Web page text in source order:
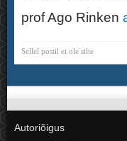
prof Ago Rinken
Sellel postil ei ole silte
Autoriõigus